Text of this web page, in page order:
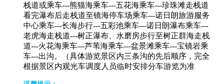
栈道或乘车---熊猫海乘车---五花海乘车---珍珠滩走栈道
看完瀑布后走栈道至镜海停车场乘车---诺日朗旅游服务
中心乘车---长海步行---五彩池乘车---诺日朗瀑布乘车---
老虎海走栈道---树正瀑布、水磨房步行至树正群海走栈
道---火花海乘车---芦苇海乘车---盆景滩乘车---宝镜岩乘
车---出沟。（具体游览景区内三条沟的先后顺序，完全
根据景区内观光车调度人员临时安排分车游览为准